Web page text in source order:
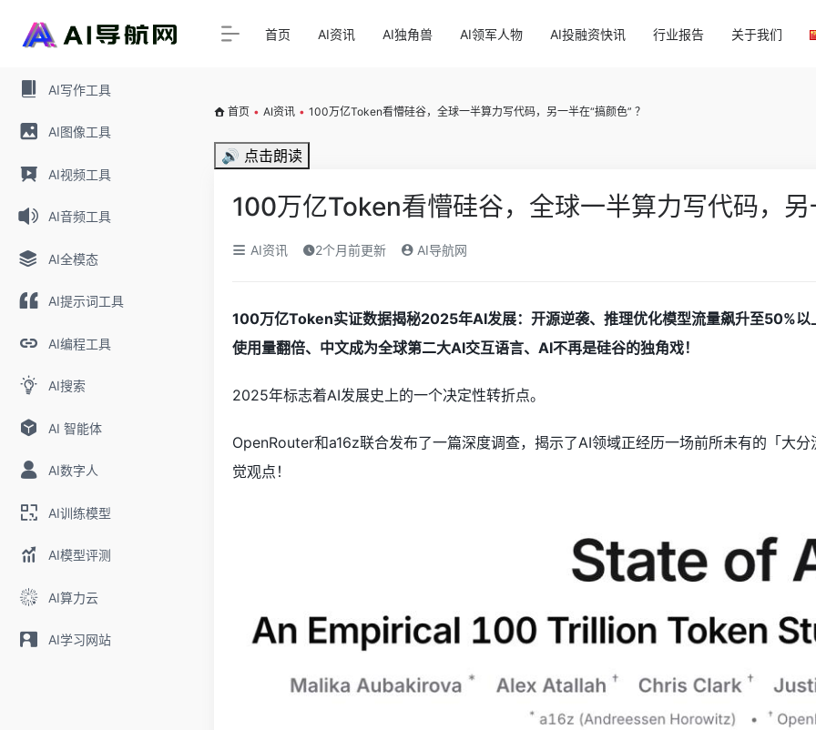
AI写作工具
AI图像工具
AI视频工具
AI音频工具
AI全模态
AI提示词工具
AI编程工具
AI搜索
AI 智能体
AI数字人
AI训练模型
AI模型评测
AI算力云
AI学习网站
首页 AI资讯 AI独角兽 AI领军人物 AI投融资快讯 行业报告 关于我们
首页 • AI资讯 • 100万亿Token看懵硅谷，全球一半算力写代码，另一半在“搞颜色” ？
🔊 点击朗读
100万亿Token看懵硅谷，全球一半算力写代码，另
AI资讯 2个月前更新 AI导航网
100万亿Token实证数据揭秘2025年AI发展：开源逆袭、推理优化模型流量飙升至50%
使用量翻倍、中文成为全球第二大AI交互语言、AI不再是硅谷的独角戏！
2025年标志着AI发展史上的一个决定性转折点。
OpenRouter和a16z联合发布了一篇深度调查，揭示了AI领域正经历一场前所未有的「大分
觉观点！